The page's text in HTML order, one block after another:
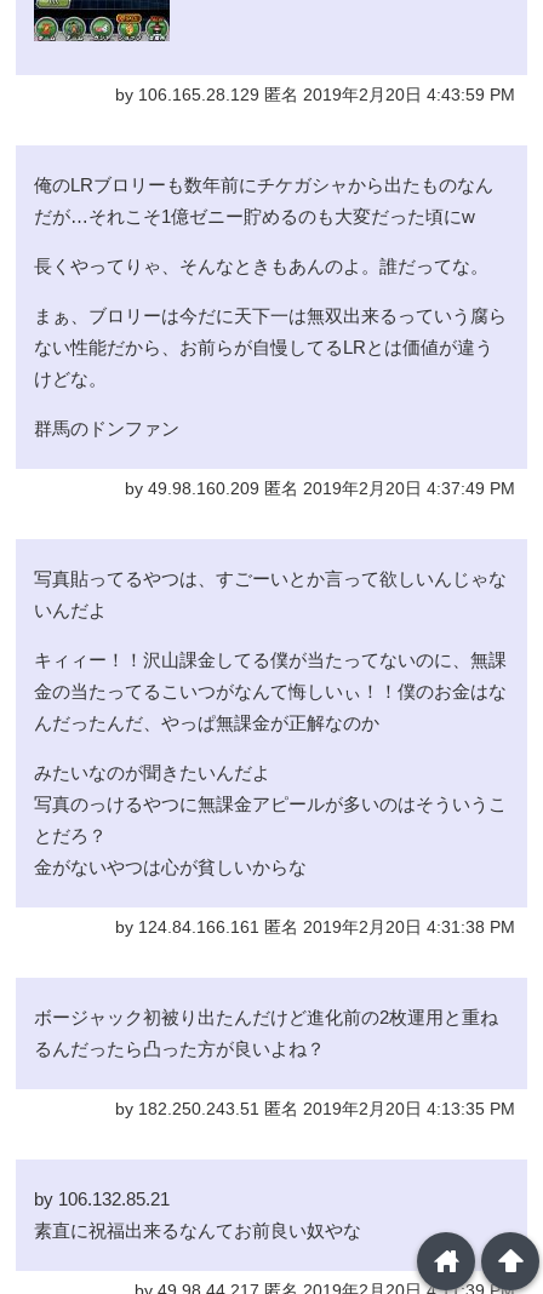
by 106.165.28.129 匿名 2019年2月20日 4:43:59 PM
俺のLRブロリーも数年前にチケガシャから出たものなん
だが…それこそ1億ゼニー貯めるのも大変だった頃にw
長くやってりゃ、そんなときもあんのよ。誰だってな。
まぁ、ブロリーは今だに天下一は無双出来るっていう腐ら
ない性能だから、お前らが自慢してるLRとは価値が違う
けどな。
群馬のドンファン
by 49.98.160.209 匿名 2019年2月20日 4:37:49 PM
写真貼ってるやつは、すごーいとか言って欲しいんじゃな
いんだよ
キィィー！！沢山課金してる僕が当たってないのに、無課
金の当たってるこいつがなんて悔しいぃ！！僕のお金はな
んだったんだ、やっぱ無課金が正解なのか
みたいなのが聞きたいんだよ
写真のっけるやつに無課金アピールが多いのはそういうこ
とだろ？
金がないやつは心が貧しいからな
by 124.84.166.161 匿名 2019年2月20日 4:31:38 PM
ボージャック初被り出たんだけど進化前の2枚運用と重ね
るんだったら凸った方が良いよね？
by 182.250.243.51 匿名 2019年2月20日 4:13:35 PM
by 106.132.85.21
素直に祝福出来るなんてお前良い奴やな
arrowup
home